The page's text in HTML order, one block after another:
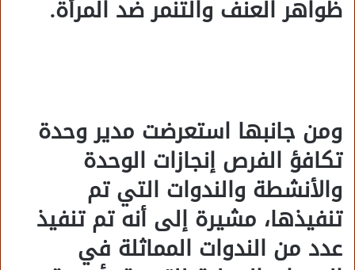
ظواهر العنف والتنمر ضد المرأة.
ومن جانبها استعرضت مدير وحدة
تكافؤ الفرص إنجازات الوحدة
والأنشطة والندوات التي تم
تنفيذها، مشيرة إلى أنه تم تنفيذ
عدد من الندوات المماثلة في